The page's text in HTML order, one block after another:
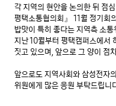
각 지역의 현안을 논의한 뒤 점
평택소통협의회』 11월 정기회
밥맛이 특히 좋다는 지역측 소
지난 10월부터 평택캠퍼스에
짓고 있으며, 앞으로 그 양이 점
앞으로도 지역사회와 삼성전자
위원에게 많은 응원 부탁드립니